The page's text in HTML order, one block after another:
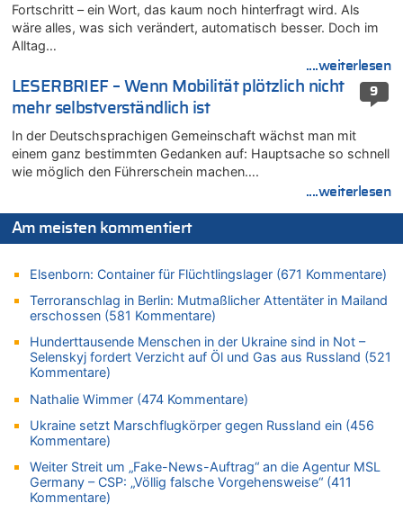
Tempolimit in 30er-Zonen – Untersuchung von Vias
07.08.2026 - 13:04 von Kein Raser zu
In Belgien missachten zwei von drei Autofahrern das
Tempolimit in 30er-Zonen – Untersuchung von Vias
07.08.2026 - 13:01 von Experten? zu
In Belgien missachten zwei von drei Autofahrern das
Tempolimit in 30er-Zonen – Untersuchung von Vias
07.08.2026 - 12:43 von JoKrings zu
Zweite Hitzewelle in diesem Sommer ist jetzt amtlich
In Belgien missachten zwei von drei Autofahrern das
Tempolimit in 30er-Zonen – Untersuchung von Vias
In Belgien missachten zwei von drei Autofahrern das
Tempolimit in 30er-Zonen – Untersuchung von Vias
07.08.2026 - 11:23 von Dax zu
In Belgien missachten zwei von drei Autofahrern das
Tempolimit in 30er-Zonen – Untersuchung von Vias
07.08.2026 - 11:20 von JoKrings zu
In Belgien missachten zwei von drei Autofahrern das
07.08.2026 - 11:15 von Dax zu
07.08.2026 - 11:12 von Frage zu
Wasserstand des Rheins in NRW so niedrig wie noch nie
Fortschritt – ein Wort, das kaum noch hinterfragt wird. Als
wäre alles, was sich verändert, automatisch besser. Doch im
Alltag…
....weiterlesen
9
LESERBRIEF – Wenn Mobilität plötzlich nicht
mehr selbstverständlich ist
In der Deutschsprachigen Gemeinschaft wächst man mit
einem ganz bestimmten Gedanken auf: Hauptsache so schnell
wie möglich den Führerschein machen….
....weiterlesen
Am meisten kommentiert
Elsenborn: Container für Flüchtlingslager (671 Kommentare)
Terroranschlag in Berlin: Mutmaßlicher Attentäter in Mailand
erschossen (581 Kommentare)
Hunderttausende Menschen in der Ukraine sind in Not –
Selenskyj fordert Verzicht auf Öl und Gas aus Russland (521
Kommentare)
Nathalie Wimmer (474 Kommentare)
Ukraine setzt Marschflugkörper gegen Russland ein (456
Kommentare)
Weiter Streit um „Fake-News-Auftrag“ an die Agentur MSL
Germany – CSP: „Völlig falsche Vorgehensweise“ (411
Kommentare)